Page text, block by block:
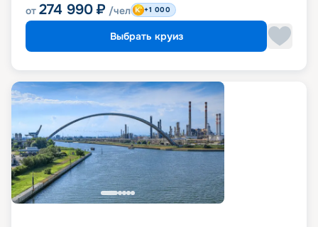
от 274 990 ₽ /чел +1 000
Выбрать круиз